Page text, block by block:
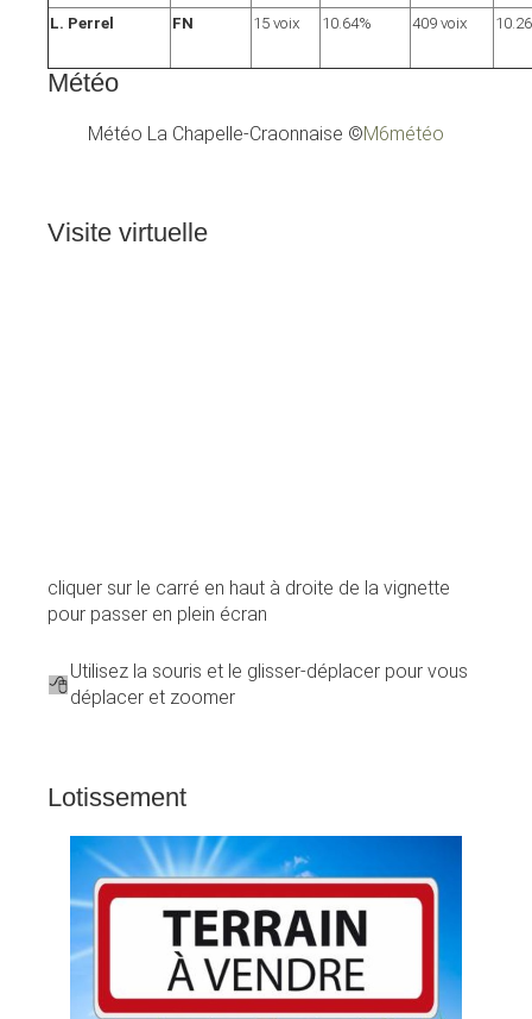
L. Perrel FN 15 voix 10.64% 409 voix
Météo
Météo La Chapelle-Craonnaise ©M6météo
Visite virtuelle
cliquer sur le carré en haut à droite de la vignette
pour passer en plein écran
Utilisez la souris et le glisser-déplacer pour vous
déplacer et zoomer
Lotissement